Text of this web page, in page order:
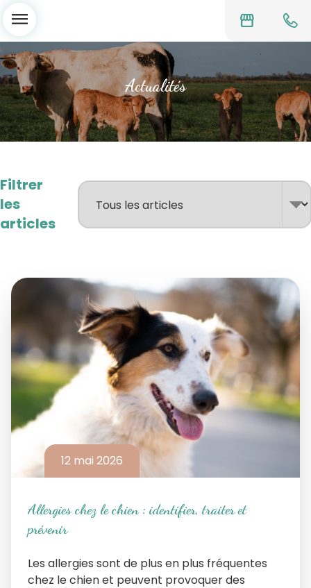
storefront
menu
Actualités
Filtrer
les
articles
12 mai 2026
Allergies chez le chien : identifier, traiter et
prévenir
Les allergies sont de plus en plus fréquentes
chez le chien et peuvent provoquer des